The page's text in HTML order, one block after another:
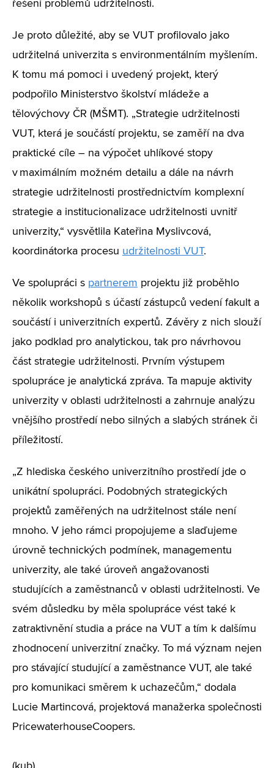
řešení problémů udržitelnosti.
Je proto důležité, aby se VUT profilovalo jako
udržitelná univerzita s environmentálním myšlením.
K tomu má pomoci i uvedený projekt, který
podpořilo Ministerstvo školství mládeže a
tělovýchovy ČR (MŠMT). „Strategie udržitelnosti
VUT, která je součástí projektu, se zaměří na dva
praktické cíle – na výpočet uhlíkové stopy
v maximálním možném detailu a dále na návrh
strategie udržitelnosti prostřednictvím komplexní
strategie a institucionalizace udržitelnosti uvnitř
univerzity,“ vysvětlila Kateřina Myslivcová,
koordinátorka procesu udržitelnosti VUT.
Ve spolupráci s partnerem projektu již proběhlo
několik workshopů s účastí zástupců vedení fakult a
součástí i univerzitních expertů. Závěry z nich slouží
jako podklad pro analytickou, tak pro návrhovou
část strategie udržitelnosti. Prvním výstupem
spolupráce je analytická zpráva. Ta mapuje aktivity
univerzity v oblasti udržitelnosti a zahrnuje analýzu
vnějšího prostředí nebo silných a slabých stránek či
příležitostí.
„Z hlediska českého univerzitního prostředí jde o
unikátní spolupráci. Podobných strategických
projektů zaměřených na udržitelnost stále není
mnoho. V jeho rámci propojujeme a slaďujeme
úrovně technických podmínek, managementu
univerzity, ale také úroveň angažovanosti
studujících a zaměstnanců v oblasti udržitelnosti. Ve
svém důsledku by měla spolupráce vést také k
zatraktivnění studia a práce na VUT a tím k dalšímu
zhodnocení univerzitní značky. To má význam nejen
pro stávající studující a zaměstnance VUT, ale také
pro komunikaci směrem k uchazečům,“ dodala
Lucie Martincová, projektová manažerka společnosti
PricewaterhouseCoopers.